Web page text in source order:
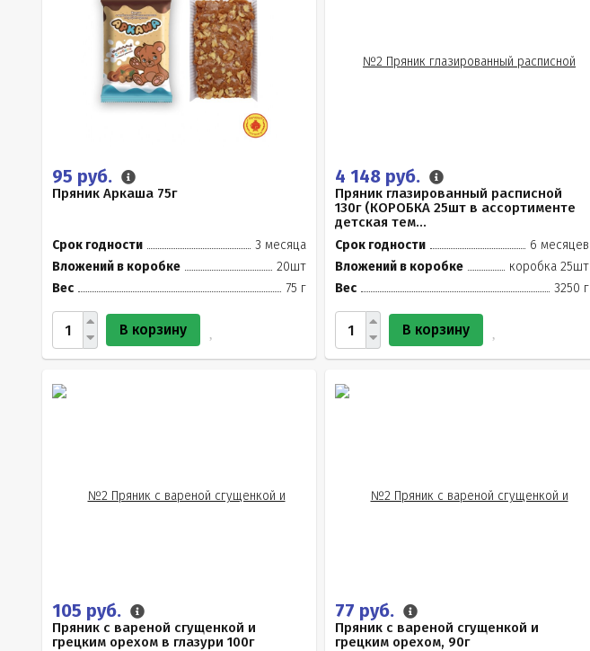
95 руб.
Пряник Аркаша 75г
Срок годности
3 месяца
Вложений в коробке
20шт
Вес
75 г
В корзину
4 148 руб.
Пряник глазированный расписной
130г (КОРОБКА 25шт в ассортименте
детская тем...
Срок годности
6 месяцев
Вложений в коробке
коробка 25шт
Вес
3250 г
В корзину
105 руб.
Пряник с вареной сгущенкой и
грецким орехом в глазури 100г
77 руб.
Пряник с вареной сгущенкой и
грецким орехом, 90г